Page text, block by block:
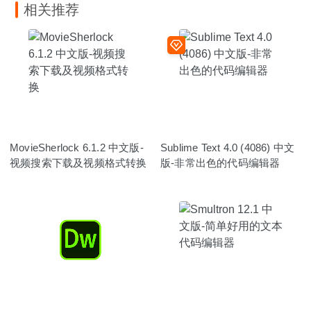
相关推荐
MovieSherlock 6.1.2 中文版-
视频搜索下载及视频格式转换
Sublime Text 4.0 (4086) 中文
版-非常出色的代码编辑器